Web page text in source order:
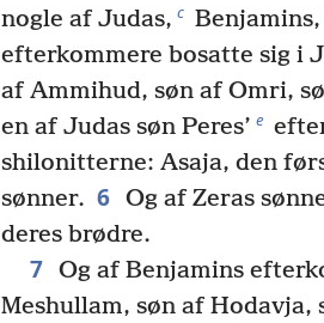
nogle af Judas, c Benjamins,
efterkommere bosatte sig i
af Ammihud, søn af Omri,
en af Judas søn Peres’ e
shilonitterne: Asaja, den
sønner. 6 Og af Zeras
deres brødre.
7 Og af Benjamins
Meshullam, søn af Hodavja,